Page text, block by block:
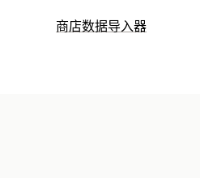
同步类型
商店数据导入器